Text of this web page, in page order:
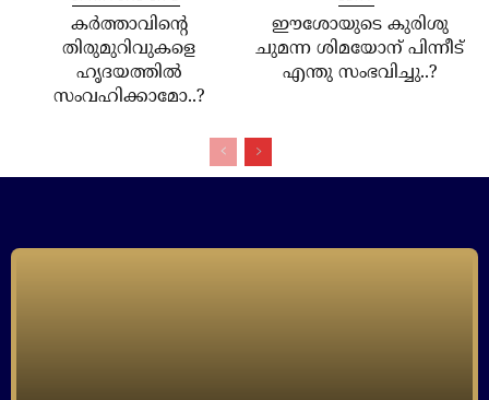
കര്‍ത്താവിന്റെ
തിരുമുറിവുകളെ
ഹൃദയത്തില്‍
സംവഹിക്കാമോ..?
ഈശോയുടെ കുരിശു
ചുമന്ന ശിമയോന് പിന്നീട്
എന്തു സംഭവിച്ചു..?